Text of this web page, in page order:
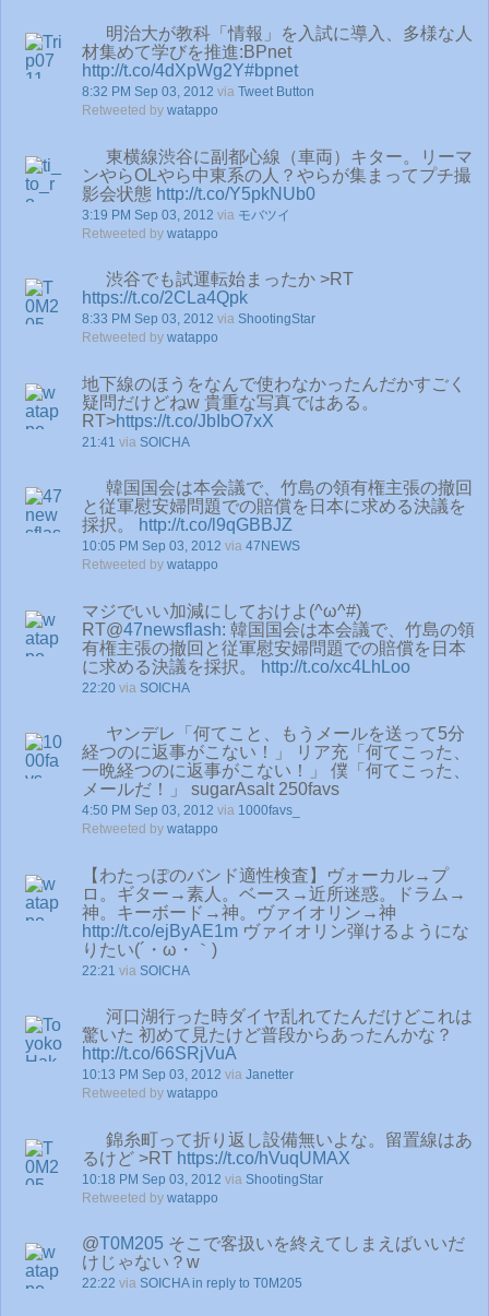
明治大が教科「情報」を入試に導入、多様な人
材集めて学びを推進:BPnet
http://t.co/4dXpWg2Y#bpnet
8:32 PM Sep 03, 2012 via Tweet Button
Retweeted by watappo
東横線渋谷に副都心線（車両）キター。リーマ
ンやらOLやら中東系の人？やらが集まってプチ撮
影会状態 http://t.co/Y5pkNUb0
3:19 PM Sep 03, 2012 via モバツイ
Retweeted by watappo
渋谷でも試運転始まったか >RT
https://t.co/2CLa4Qpk
8:33 PM Sep 03, 2012 via ShootingStar
Retweeted by watappo
地下線のほうをなんで使わなかったんだかすごく
疑問だけどねw 貴重な写真ではある。
RT>https://t.co/JbIbO7xX
21:41 via SOICHA
韓国国会は本会議で、竹島の領有権主張の撤回
と従軍慰安婦問題での賠償を日本に求める決議を
採択。
http://t.co/l9qGBBJZ
10:05 PM Sep 03, 2012 via 47NEWS
Retweeted by watappo
マジでいい加減にしておけよ(^ω^#)
RT@47newsflash: 韓国国会は本会議で、竹島の領
有権主張の撤回と従軍慰安婦問題での賠償を日本
に求める決議を採択。
http://t.co/xc4LhLoo
22:20 via SOICHA
ヤンデレ「何てこと、もうメールを送って5分
経つのに返事がこない！」 リア充「何てこった、
一晩経つのに返事がこない！」 僕「何てこった、
メールだ！」 sugarAsalt 250favs
4:50 PM Sep 03, 2012 via 1000favs_
Retweeted by watappo
【わたっぽのバンド適性検査】ヴォーカル→プ
ロ。ギター→素人。ベース→近所迷惑。ドラム→
神。キーボード→神。ヴァイオリン→神
http://t.co/ejByAE1m ヴァイオリン弾けるようにな
りたい(´・ω・｀)
22:21 via SOICHA
河口湖行った時ダイヤ乱れてたんだけどこれは
驚いた 初めて見たけど普段からあったんかな？
http://t.co/66SRjVuA
10:13 PM Sep 03, 2012 via Janetter
Retweeted by watappo
錦糸町って折り返し設備無いよな。留置線はあ
るけど >RT https://t.co/hVuqUMAX
10:18 PM Sep 03, 2012 via ShootingStar
Retweeted by watappo
@T0M205 そこで客扱いを終えてしまえばいいだ
けじゃない？w
22:22 via SOICHA in reply to T0M205